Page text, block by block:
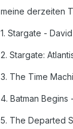
meine derzeiten
1. Stargate -
2. Stargate:
3. The Time
4. Batman Begins
5. The Departed